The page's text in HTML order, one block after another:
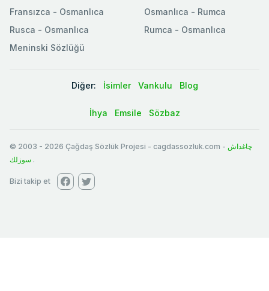
Fransızca - Osmanlıca
Rusca - Osmanlıca
Meninski Sözlüğü
Osmanlıca - Rumca
Rumca - Osmanlıca
Diğer: İsimler Vankulu Blog
İhya Emsile Sözbaz
© 2003 - 2026 Çağdaş Sözlük Projesi - cagdassozluk.com - چاغداش
سوزلك .
Bizi takip et